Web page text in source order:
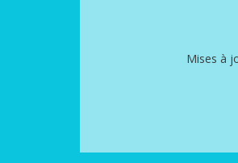
Mises à